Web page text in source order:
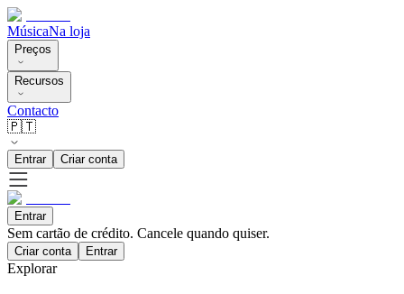
MúsicaNa loja
Preços
Recursos
Contacto
🇵🇹
Entrar Criar conta
Entrar
Sem cartão de crédito. Cancele quando quiser.
Criar conta Entrar
Explorar